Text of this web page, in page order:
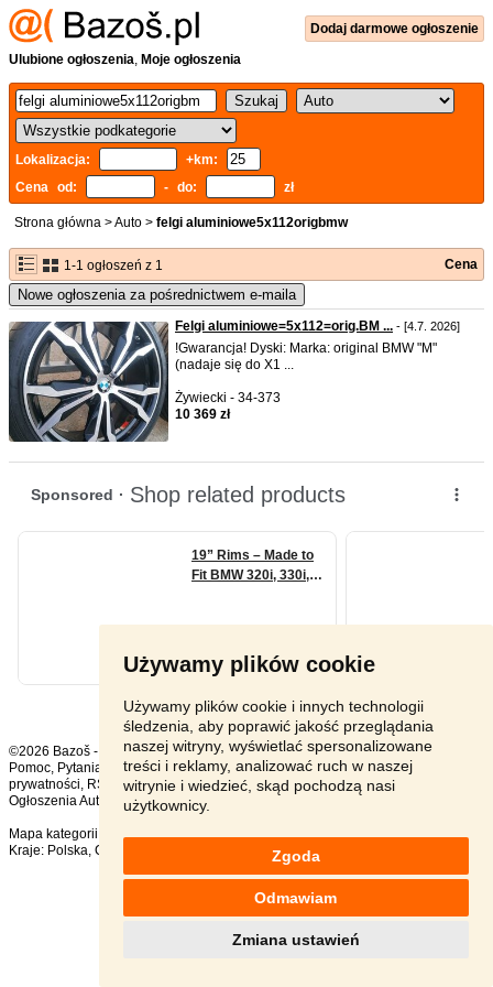
Używamy plików cookie
Używamy plików cookie i innych technologii
śledzenia, aby poprawić jakość przeglądania
naszej witryny, wyświetlać spersonalizowane
treści i reklamy, analizować ruch w naszej
witrynie i wiedzieć, skąd pochodzą nasi
użytkownicy.
Zgoda
Odmawiam
Zmiana ustawień
Dodaj darmowe ogłoszenie
Ulubione ogłoszenia, Moje ogłoszenia
Lokalizacja:
+km:
Cena od:
- do: zł
Strona główna >Auto > felgi aluminiowe5x112origbmw
1-1 ogłoszeń z 1 Cena
Nowe ogłoszenia za pośrednictwem e-maila
Felgi aluminiowe=5x112=orig.BM ... - [4.7. 2026]
!Gwarancja! Dyski: Marka: original BMW "M"
(nadaje się do X1 ...
Żywiecki - 34-373
10 369 zł
©2026 Bazoš -
sprzedam, ogłoszenia
Pomoc, Pytania Komentarze,Kontakt ,Reklama,Regulamin ,Polityka
prywatności, RSS
Ogłoszenia Auto ogółem:1310, w ciągu 24 godzin:
Mapa kategorii
Popularne wyszukiwania
Kraje: Polska, Czechy